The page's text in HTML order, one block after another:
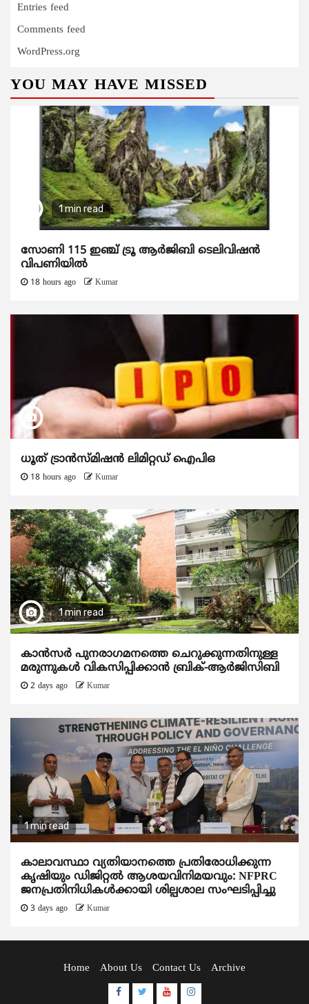
Entries feed
Comments feed
WordPress.org
YOU MAY HAVE MISSED
1 min read
സോണി 115 ഇഞ്ച് ട്രൂ ആർജിബി ടെലിവിഷൻ
വിപണിയിൽ
18 hours ago Kumar
ധൂത് ട്രാൻസ്മിഷൻ ലിമിറ്റഡ് ഐപിഒ
18 hours ago Kumar
1 min read
കാന്‍സര്‍ പുനരാഗമനത്തെ ചെറുക്കുന്നതിനുള്ള
മരുന്നുകള്‍ വികസിപ്പിക്കാന്‍ ബ്രിക്-ആര്‍ജിസിബി
2 days ago Kumar
1 min read
കാലാവസ്ഥാ വ്യതിയാനത്തെ പ്രതിരോധിക്കുന്ന
കൃഷിയും ഡിജിറ്റൽ ആശയവിനിമയവും: NFPRC
ജനപ്രതിനിധികൾക്കായി ശില്പശാല സംഘടിപ്പിച്ചു
3 days ago Kumar
Home About Us Contact Us Archive
Facebook
TwitterYoutubeInstagram